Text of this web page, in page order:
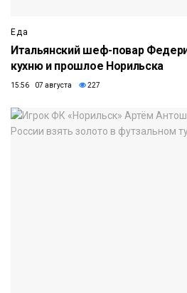
Еда
Итальянский шеф-повар
кухню и прошлое Норильска
15:56 07 августа 227